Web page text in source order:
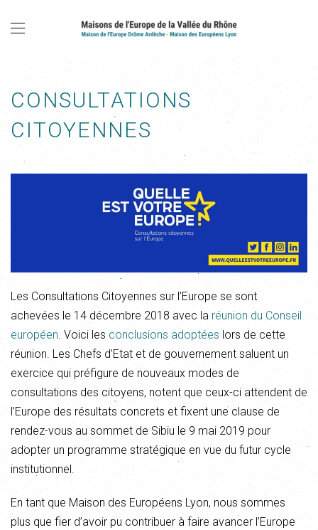
CONSULTATIONS
CITOYENNES
Les Consultations Citoyennes sur l’Europe se sont
achevées le 14 décembre 2018 avec la réunion du Conseil
européen. Voici les conclusions adoptées lors de cette
réunion. Les Chefs d’Etat et de gouvernement saluent un
exercice qui préfigure de nouveaux modes de
consultations des citoyens, notent que ceux-ci attendent de
l’Europe des résultats concrets et fixent une clause de
rendez-vous au sommet de Sibiu le 9 mai 2019 pour
adopter un programme stratégique en vue du futur cycle
institutionnel.
En tant que Maison des Européens Lyon, nous sommes
plus que fier d’avoir pu contribuer à faire avancer l’Europe